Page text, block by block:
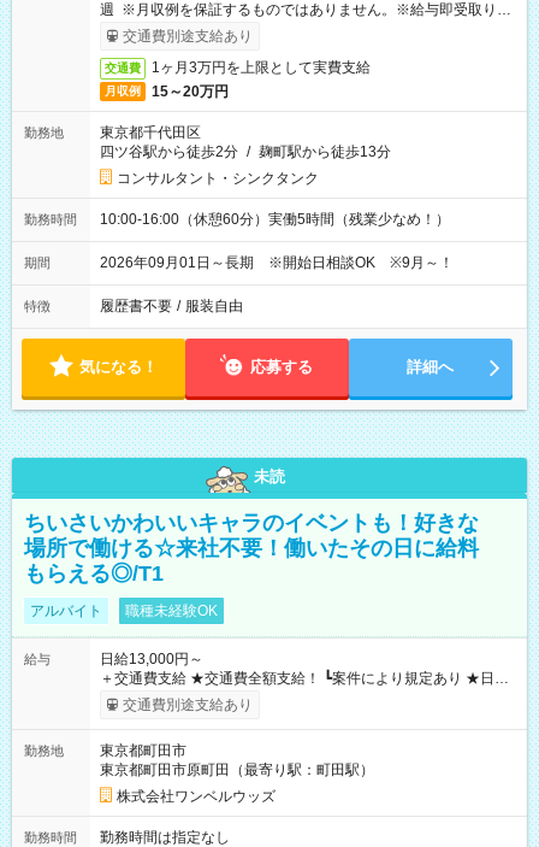
週 ※月収例を保証するものではありません。※給与即受取りサ
ービス利用可（利用条件有）
交通費別途支給あり
交通費 1ヶ月3万円を上限として実費支給
月収例 15～20万円
勤務地
東京都千代田区
四ツ谷駅から徒歩2分 / 麹町駅から徒歩13分
コンサルタント・シンクタンク
勤務時間 10:00-16:00（休憩60分）実働5時間（残業少なめ！）
期間 2026年09月01日～長期 ※開始日相談OK ※9月～！
特徴 履歴書不要 / 服装自由
気になる！ 応募する 詳細へ
未読
ちいさいかわいいキャラのイベントも！好きな
場所で働ける☆来社不要！働いたその日に給料
もらえる◎/T1
アルバイト 職種未経験OK
給与
日給13,000円～
＋交通費支給 ★交通費全額支給！ ┗案件により規定あり ★日払
いOK！（規定あり） ┗働いたその日に現金GET♪ お仕事後はコ
ンビニATMから 日払い分を引き落とせます！ 【試用期間】試
交通費別途支給あり
勤務地
東京都町田市
東京都町田市原町田（最寄り駅：町田駅）
株式会社ワンベルウッズ
勤務時間
勤務時間は指定なし